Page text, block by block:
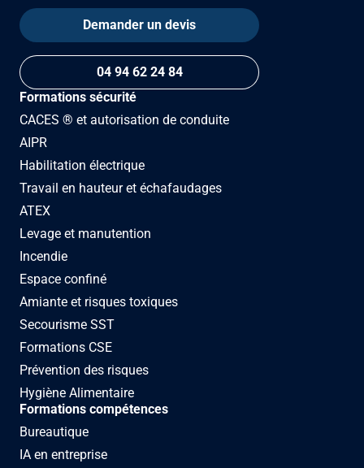
Demander un devis
04 94 62 24 84
Formations sécurité
CACES ® et autorisation de conduite
AIPR
Habilitation électrique
Travail en hauteur et échafaudages
ATEX
Levage et manutention
Incendie
Espace confiné
Amiante et risques toxiques
Secourisme SST
Formations CSE
Prévention des risques
Hygiène Alimentaire
Formations compétences
Bureautique
IA en entreprise